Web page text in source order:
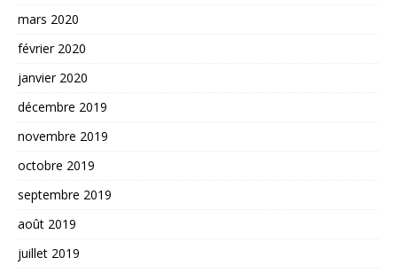
mars 2020
février 2020
janvier 2020
décembre 2019
novembre 2019
octobre 2019
septembre 2019
août 2019
juillet 2019